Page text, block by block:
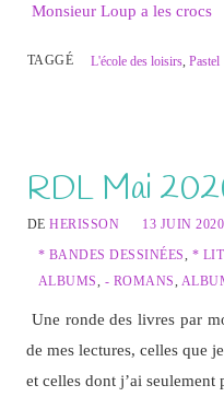
Monsieur Loup a les crocs
TAGGÉ L'école des loisirs,Pastel
RDL Mai
DEHERISSON
13 JUIN 2020
* BANDES DESSINÉES, *
ALBUMS, - ROMANS,
Une ronde des livres par
de mes lectures, celles que
et celles dont j’ai seulement